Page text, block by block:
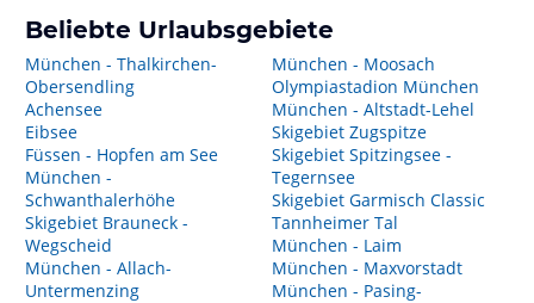
Beliebte Urlaubsgebiete
München - Thalkirchen-
Obersendling
Achensee
Eibsee
Füssen - Hopfen am See
München -
Schwanthalerhöhe
Skigebiet Brauneck -
Wegscheid
München - Allach-
Untermenzing
München - Moosach
Olympiastadion München
München - Altstadt-Lehel
Skigebiet Zugspitze
Skigebiet Spitzingsee -
Tegernsee
Skigebiet Garmisch Classic
Tannheimer Tal
München - Laim
München - Maxvorstadt
München - Pasing-